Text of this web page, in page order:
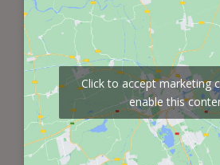
Click to accept marketing
enable this